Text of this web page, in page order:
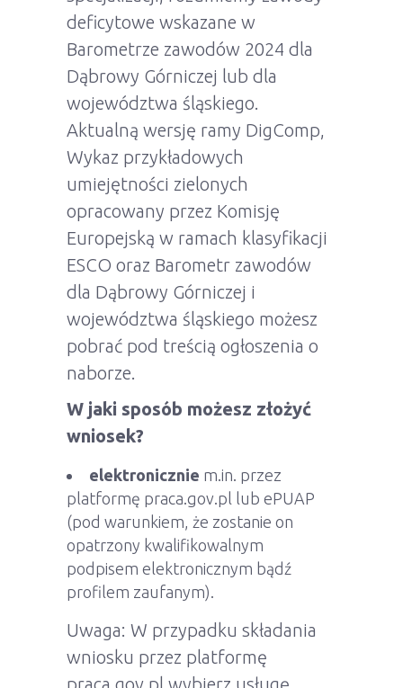
deficytowe wskazane w
Barometrze zawodów 2024 dla
Dąbrowy Górniczej lub dla
województwa śląskiego.
Aktualną wersję ramy DigComp,
Wykaz przykładowych
umiejętności zielonych
opracowany przez Komisję
Europejską w ramach klasyfikacji
ESCO oraz Barometr zawodów
dla Dąbrowy Górniczej i
województwa śląskiego możesz
pobrać pod treścią ogłoszenia o
naborze.
W jaki sposób możesz złożyć
wniosek?
elektronicznie m.in. przez
platformę praca.gov.pl lub ePUAP
(pod warunkiem, że zostanie on
opatrzony kwalifikowalnym
podpisem elektronicznym bądź
profilem zaufanym).
Uwaga: W przypadku składania
wniosku przez platformę
praca.gov.pl wybierz usługę